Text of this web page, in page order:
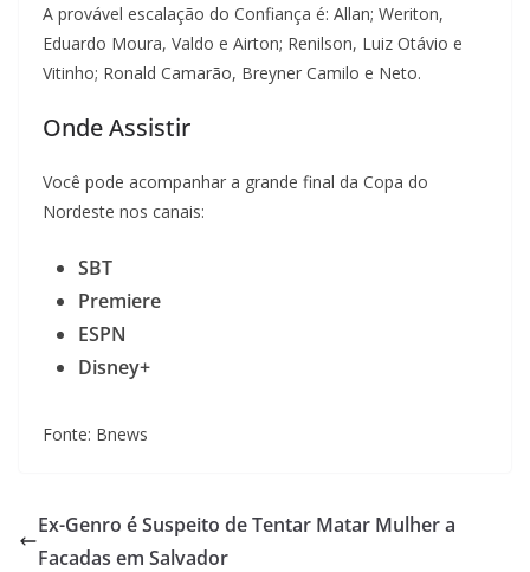
A provável escalação do Confiança é: Allan; Weriton,
Eduardo Moura, Valdo e Airton; Renilson, Luiz Otávio e
Vitinho; Ronald Camarão, Breyner Camilo e Neto.
Onde Assistir
Você pode acompanhar a grande final da Copa do
Nordeste nos canais:
SBT
Premiere
ESPN
Disney+
Fonte: Bnews
Ex-Genro é Suspeito de Tentar Matar Mulher a
Facadas em Salvador